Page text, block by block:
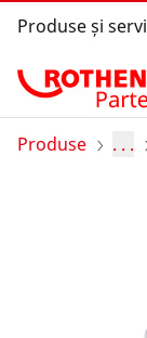
Produse și
Programul de
Produse . . .